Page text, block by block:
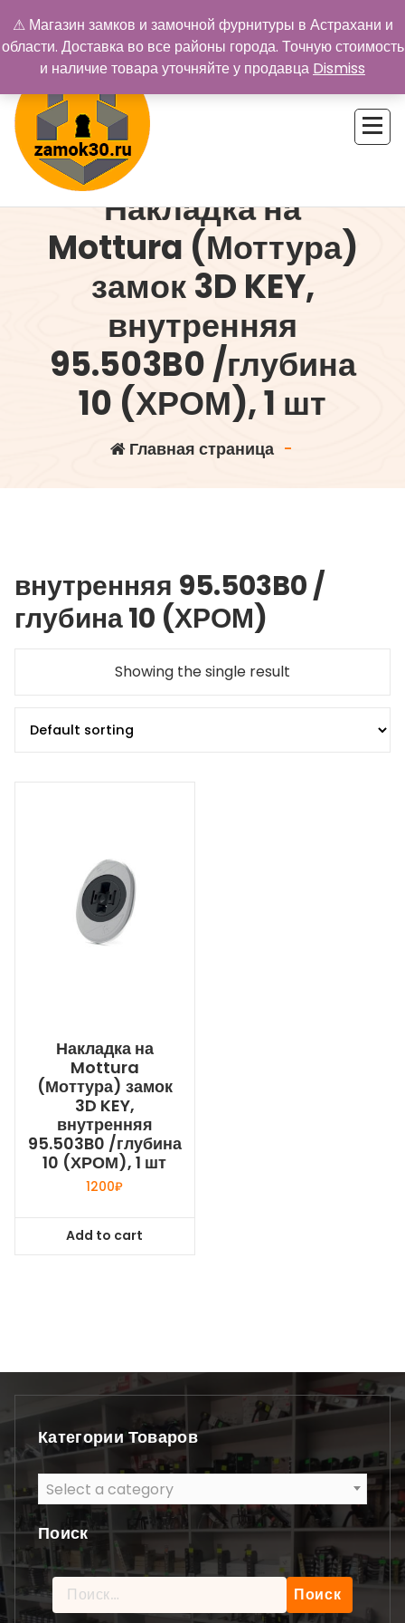
содержимому
Накладка на
Mottura (Моттура)
замок 3D KEY,
внутренняя
95.503B0 /глубина
10 (ХРОМ), 1 шт
Главная страница-
внутренняя 95.503B0 /
глубина 10 (ХРОМ)
Showing the single result
Накладка на
Mottura
(Моттура) замок
3D KEY,
внутренняя
95.503B0 /глубина
10 (ХРОМ), 1 шт
1200₽
Add to cart
Категории Товаров
Select a category
Поиск
Найти:
⚠ Магазин замков и замочной фурнитуры в Астрахани и
области. Доставка во все районы города. Точную стоимость
и наличие товара уточняйте у продавца Dismiss